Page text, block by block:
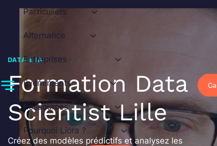
contenu
Particuliers
Alternance
Entreprises
Événements
Ressources
Pourquoi Liora ?
DATA & IA
Formation Data
Scientist Lille
Créez des modèles prédictifs et analysez les